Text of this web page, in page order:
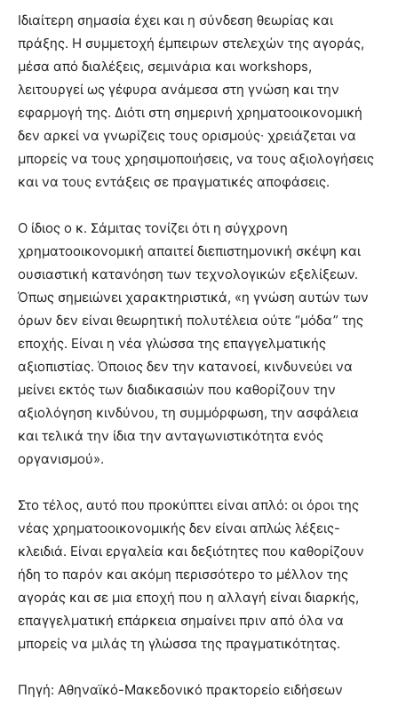
Ιδιαίτερη σημασία έχει και η σύνδεση θεωρίας και
πράξης. Η συμμετοχή έμπειρων στελεχών της αγοράς,
μέσα από διαλέξεις, σεμινάρια και workshops,
λειτουργεί ως γέφυρα ανάμεσα στη γνώση και την
εφαρμογή της. Διότι στη σημερινή χρηματοοικονομική
δεν αρκεί να γνωρίζεις τους ορισμούς∙ χρειάζεται να
μπορείς να τους χρησιμοποιήσεις, να τους αξιολογήσεις
και να τους εντάξεις σε πραγματικές αποφάσεις.
Ο ίδιος ο κ. Σάμιτας τονίζει ότι η σύγχρονη
χρηματοοικονομική απαιτεί διεπιστημονική σκέψη και
ουσιαστική κατανόηση των τεχνολογικών εξελίξεων.
Όπως σημειώνει χαρακτηριστικά, «η γνώση αυτών των
όρων δεν είναι θεωρητική πολυτέλεια ούτε “μόδα” της
εποχής. Είναι η νέα γλώσσα της επαγγελματικής
αξιοπιστίας. Όποιος δεν την κατανοεί, κινδυνεύει να
μείνει εκτός των διαδικασιών που καθορίζουν την
αξιολόγηση κινδύνου, τη συμμόρφωση, την ασφάλεια
και τελικά την ίδια την ανταγωνιστικότητα ενός
οργανισμού».
Στο τέλος, αυτό που προκύπτει είναι απλό: οι όροι της
νέας χρηματοοικονομικής δεν είναι απλώς λέξεις-
κλειδιά. Είναι εργαλεία και δεξιότητες που καθορίζουν
ήδη το παρόν και ακόμη περισσότερο το μέλλον της
αγοράς και σε μια εποχή που η αλλαγή είναι διαρκής,
επαγγελματική επάρκεια σημαίνει πριν από όλα να
μπορείς να μιλάς τη γλώσσα της πραγματικότητας.
Πηγή: Αθηναϊκό-Μακεδονικό πρακτορείο ειδήσεων